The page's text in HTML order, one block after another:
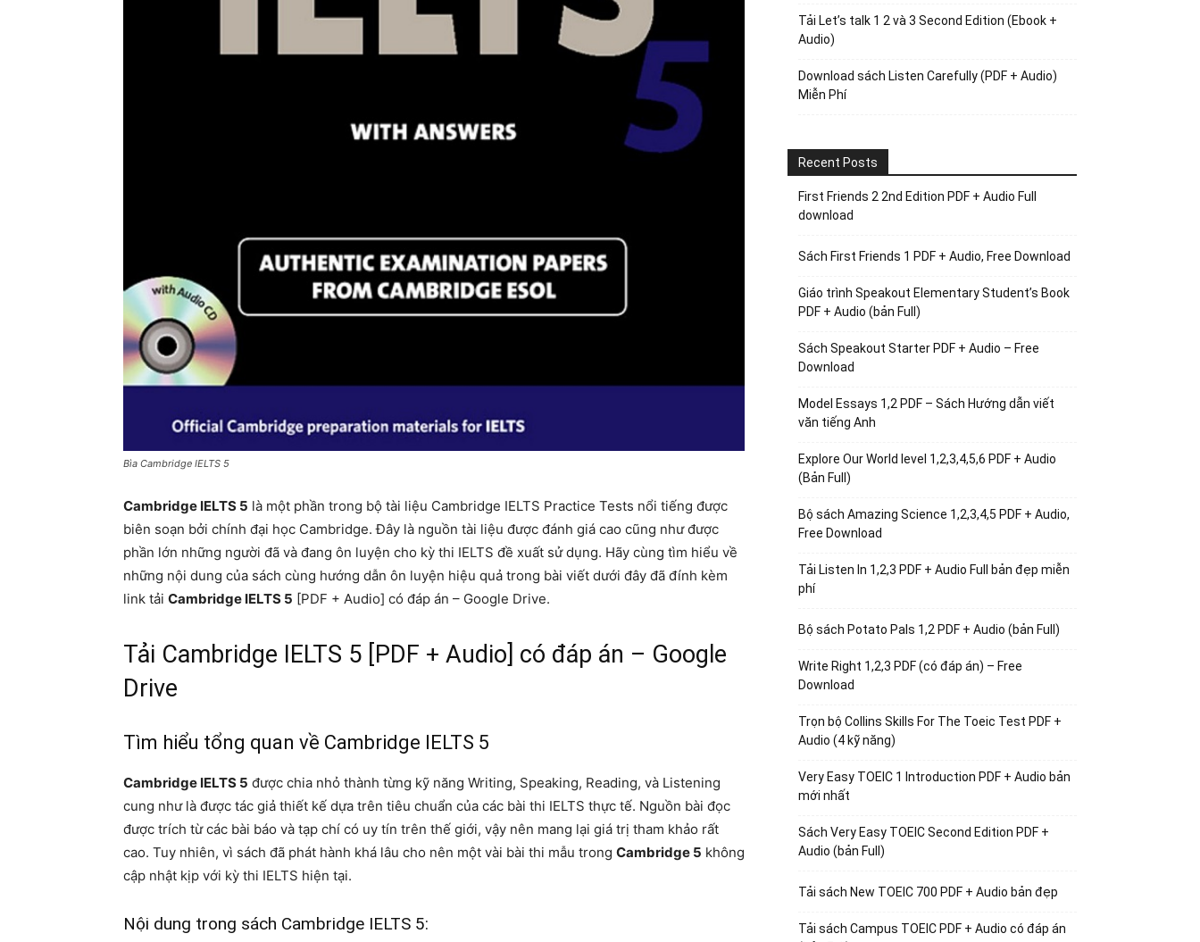
Bìa Cambridge IELTS 5
Cambridge IELTS 5 là một phần trong bộ tài liệu Cambridge IELTS Practice Tests nổi tiếng được
biên soạn bởi chính đại học Cambridge. Đây là nguồn tài liệu được đánh giá cao cũng như được
phần lớn những người đã và đang ôn luyện cho kỳ thi IELTS đề xuất sử dụng. Hãy cùng tìm hiểu về
những nội dung của sách cùng hướng dẫn ôn luyện hiệu quả trong bài viết dưới đây đã đính kèm
link tải Cambridge IELTS 5 [PDF + Audio] có đáp án – Google Drive.
Tải Cambridge IELTS 5 [PDF + Audio] có đáp án – Google
Drive
Tìm hiểu tổng quan về Cambridge IELTS 5
Cambridge IELTS 5 được chia nhỏ thành từng kỹ năng Writing, Speaking, Reading, và Listening
cung như là được tác giả thiết kế dựa trên tiêu chuẩn của các bài thi IELTS thực tế. Nguồn bài đọc
được trích từ các bài báo và tạp chí có uy tín trên thế giới, vậy nên mang lại giá trị tham khảo rất
cao. Tuy nhiên, vì sách đã phát hành khá lâu cho nên một vài bài thi mẫu trong Cambridge 5 không
cập nhật kịp với kỳ thi IELTS hiện tại.
Nội dung trong sách Cambridge IELTS 5:
Tải Let’s talk 1 2 và 3 Second Edition (Ebook +
Audio)
Download sách Listen Carefully (PDF + Audio)
Miễn Phí
Recent Posts
First Friends 2 2nd Edition PDF + Audio Full
download
Sách First Friends 1 PDF + Audio, Free Download
Giáo trình Speakout Elementary Student’s Book
PDF + Audio (bản Full)
Sách Speakout Starter PDF + Audio – Free
Download
Model Essays 1,2 PDF – Sách Hướng dẫn viết
văn tiếng Anh
Explore Our World level 1,2,3,4,5,6 PDF + Audio
(Bản Full)
Bộ sách Amazing Science 1,2,3,4,5 PDF + Audio,
Free Download
Tải Listen In 1,2,3 PDF + Audio Full bản đẹp miễn
phí
Bộ sách Potato Pals 1,2 PDF + Audio (bản Full)
Write Right 1,2,3 PDF (có đáp án) – Free
Download
Trọn bộ Collins Skills For The Toeic Test PDF +
Audio (4 kỹ năng)
Very Easy TOEIC 1 Introduction PDF + Audio bản
mới nhất
Sách Very Easy TOEIC Second Edition PDF +
Audio (bản Full)
Tải sách New TOEIC 700 PDF + Audio bản đẹp
Tải sách Campus TOEIC PDF + Audio có đáp án